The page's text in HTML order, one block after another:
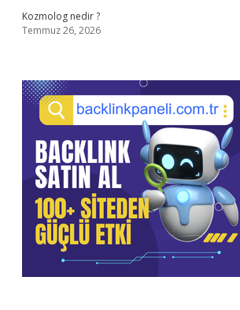
Kozmolog nedir ?
Temmuz 26, 2026